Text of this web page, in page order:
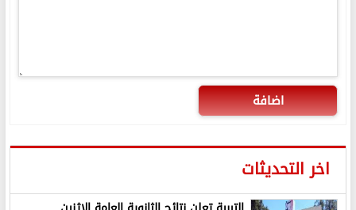
اضافة
اخر التحديثات